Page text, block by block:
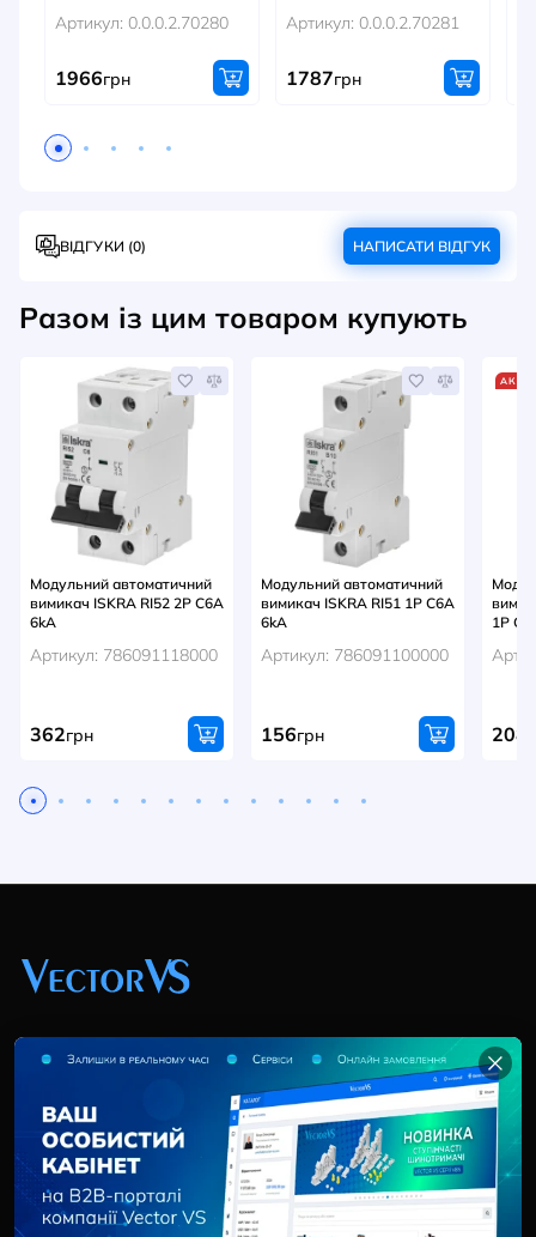
Артикул: 0.0.0.2.70280
1966грн
Артикул: 0.0.0.2.70281
1787грн
ВІДГУКИ (0) НАПИСАТИ ВІДГУК
Разом із цим товаром купують
Модульний автоматичний
вимикач ISKRA RI52 2P C6A
6kA
Артикул: 786091118000
362грн
Модульний автоматичний
вимикач ISKRA RI51 1P C6A
6kA
Артикул: 786091100000
156грн
АКЦІЯ
1P
208
+38 (044) 369 51 57
02095, Україна, м. Київ, вул. Трускавецька, 10-В, оф.
info@vector-vs.com